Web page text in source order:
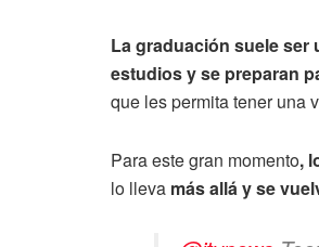
La graduación suele ser
estudios y se preparan
que les permita tener una
Para este gran momento,
lo lleva más allá y se